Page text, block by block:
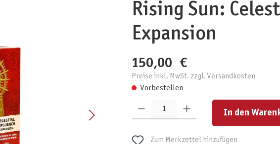
Rising Sun:
Expansion
150,00 €
Preise inkl. MwSt. zzgl. Versandkosten
Vorbestellen
Produkt Anzahl: Gib den gewünschten Wert ein oder benutze
In den
Zum Merkzettel hinzufügen